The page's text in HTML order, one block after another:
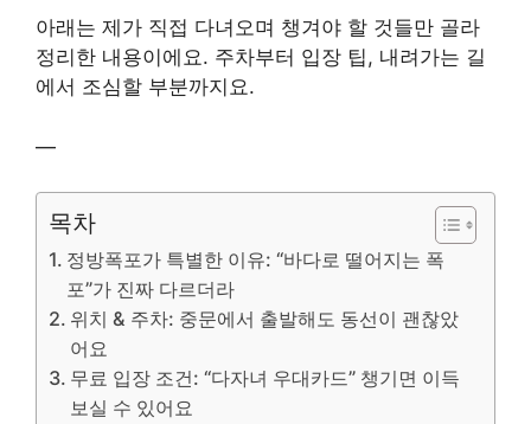
아래는 제가 직접 다녀오며 챙겨야 할 것들만 골라
정리한 내용이에요. 주차부터 입장 팁, 내려가는 길
에서 조심할 부분까지요.
—
목차
정방폭포가 특별한 이유: “바다로 떨어지는 폭
포”가 진짜 다르더라
위치 & 주차: 중문에서 출발해도 동선이 괜찮았
어요
무료 입장 조건: “다자녀 우대카드” 챙기면 이득
보실 수 있어요